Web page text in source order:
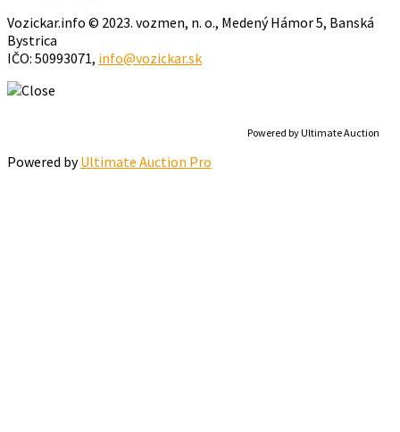
Vozickar.info © 2023. vozmen, n. o., Medený Hámor 5, Banská
Bystrica
IČO: 50993071, info@vozickar.sk
Powered by Ultimate Auction
Powered byUltimate Auction Pro